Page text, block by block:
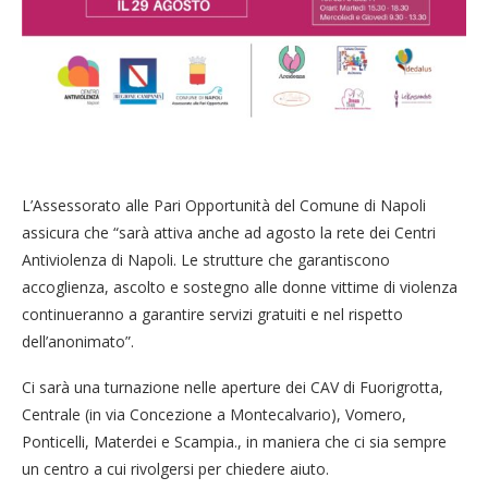
L’Assessorato alle Pari Opportunità del Comune di Napoli
assicura che “sarà attiva anche ad agosto la rete dei Centri
Antiviolenza di Napoli. Le strutture che garantiscono
accoglienza, ascolto e sostegno alle donne vittime di violenza
continueranno a garantire servizi gratuiti e nel rispetto
dell’anonimato”.
Ci sarà una turnazione nelle aperture dei CAV di Fuorigrotta,
Centrale (in via Concezione a Montecalvario), Vomero,
Ponticelli, Materdei e Scampia., in maniera che ci sia sempre
un centro a cui rivolgersi per chiedere aiuto.